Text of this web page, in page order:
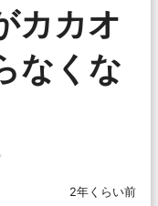
カカオ
なくな
2年くらい前